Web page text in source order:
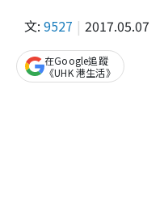
文: 9527 2017.05.07
在Google追蹤
《UHK 港生活》